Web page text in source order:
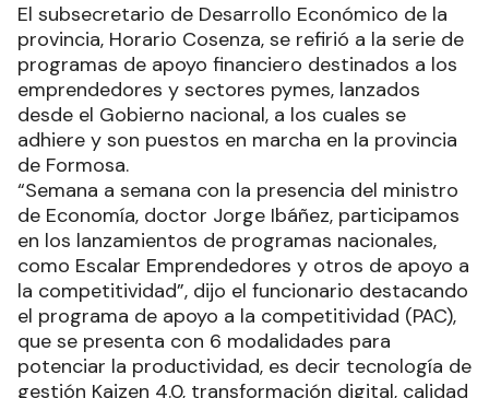
El subsecretario de Desarrollo Económico de la
provincia, Horario Cosenza, se refirió a la serie de
programas de apoyo financiero destinados a los
emprendedores y sectores pymes, lanzados
desde el Gobierno nacional, a los cuales se
adhiere y son puestos en marcha en la provincia
de Formosa.
“Semana a semana con la presencia del ministro
de Economía, doctor Jorge Ibáñez, participamos
en los lanzamientos de programas nacionales,
como Escalar Emprendedores y otros de apoyo a
la competitividad”, dijo el funcionario destacando
el programa de apoyo a la competitividad (PAC),
que se presenta con 6 modalidades para
potenciar la productividad, es decir tecnología de
gestión Kaizen 4.0, transformación digital, calidad